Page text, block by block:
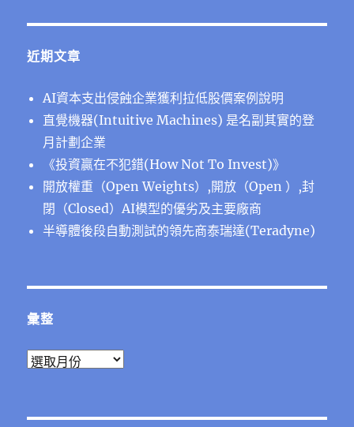
近期文章
AI資本支出侵蝕企業獲利拉低股價案例說明
直覺機器(Intuitive Machines) 是名副其實的登
月計劃企業
《投資贏在不犯錯(How Not To Invest)》
開放權重（Open Weights）,開放（Open ）,封
閉（Closed）AI模型的優劣及主要廠商
半導體後段⾃動測試的領先商泰瑞達(Teradyne)
彙整
彙